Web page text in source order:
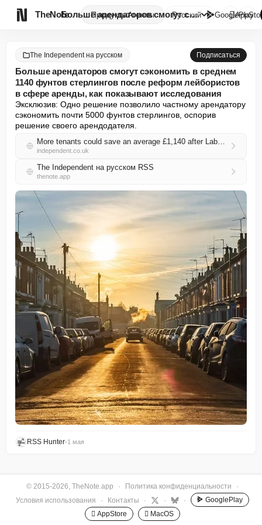
TheNote ПродуктыАгенты Больше арендаторов смогут сэко...
Русский GooglePlay

The Independent на русском Подписаться
Больше арендаторов смогут сэкономить в среднем
1140 фунтов стерлингов после реформ лейбористов
в сфере аренды, как показывают исследования
Эксклюзив: Одно решение позволило частному арендатору
сэкономить почти 5000 фунтов стерлингов, оспорив
решение своего арендодателя.
More tenants could save an average £1,140 after Labour’s rental reforms, research finds
independent.co.uk
The Independent на русском RSS
thenote.app
RSS Hunter•1 мая
© 2015-2026, TheNote.app · Политика конфиденциальности
·
Условия использования
· Контакты · · ·
GooglePlay
 AppStore
 MacOS